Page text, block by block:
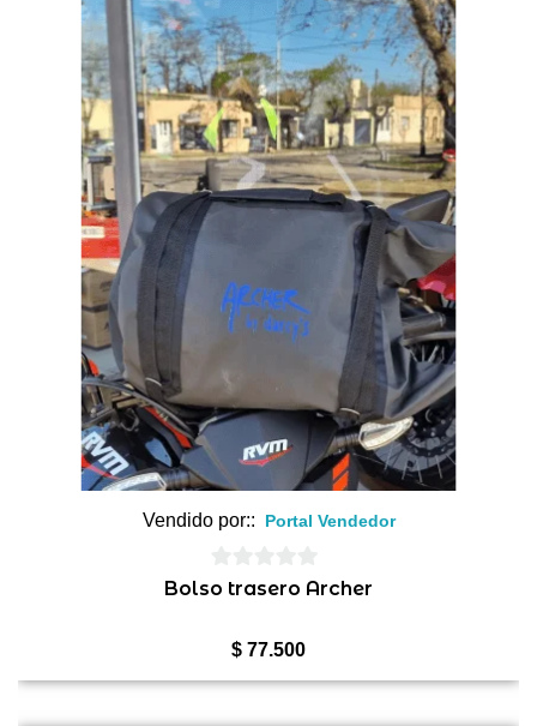
Vendido por:: Portal Vendedor
0
Bolso trasero Archer
$ 77.500